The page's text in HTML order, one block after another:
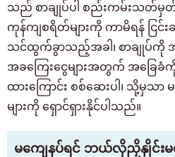
သည် စာချုပ်ပါ စည်းကမ်းသတ်မှတ်
ကုန်ကျစရိတ်များကို ကာမိရန် ငြင်
သင်ထွက်ခွာသည့်အခါ၊ စာချုပ်ကို အ
အခကြေးငွေများအတွက် အခြေခံကို
ထားကြောင်း စစ်ဆေးပါ၊ သို့မှသာ
များကို ရှောင်ရှားနိုင်ပါသည်။
မကျေနပ်ရင် ဘယ်လိုညှိနှိုင်းမ